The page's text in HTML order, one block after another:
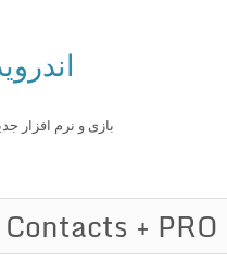
اندروید
بازی و نرم افزار جدید